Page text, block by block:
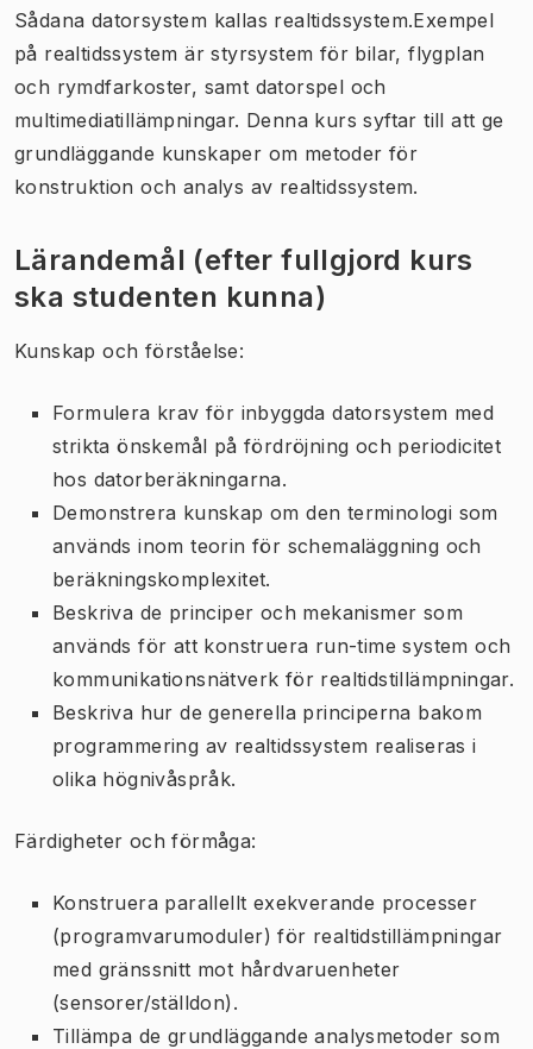
Sådana datorsystem kallas realtidssystem.Exempel
på realtidssystem är styrsystem för bilar, flygplan
och rymdfarkoster, samt datorspel och
multimediatillämpningar. Denna kurs syftar till att ge
grundläggande kunskaper om metoder för
konstruktion och analys av realtidssystem.
Lärandemål (efter fullgjord kurs
ska studenten kunna)
Kunskap och förståelse:
Formulera krav för inbyggda datorsystem med
strikta önskemål på fördröjning och periodicitet
hos datorberäkningarna.
Demonstrera kunskap om den terminologi som
används inom teorin för schemaläggning och
beräkningskomplexitet.
Beskriva de principer och mekanismer som
används för att konstruera run-time system och
kommunikationsnätverk för realtidstillämpningar.
Beskriva hur de generella principerna bakom
programmering av realtidssystem realiseras i
olika högnivåspråk.
Färdigheter och förmåga:
Konstruera parallellt exekverande processer
(programvarumoduler) för realtidstillämpningar
med gränssnitt mot hårdvaruenheter
(sensorer/ställdon).
Tillämpa de grundläggande analysmetoder som